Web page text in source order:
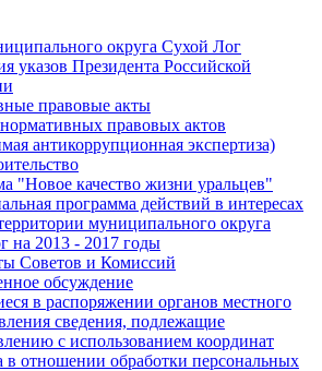
округа Сухой Лог
указов Президента Российской
правовые акты
правовых актов
антикоррупционная экспертиза)
"Новое качество жизни уральцев"
программа действий в интересах
муниципального округа
на 2013 - 2017 годы
Советов и Комиссий
обсуждение
в распоряжении органов местного
сведения, подлежащие
с использованием координат
в отношении обработки персональных